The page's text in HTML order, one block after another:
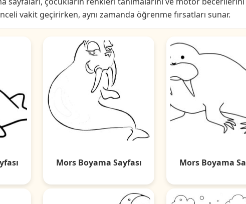
vakit geçirirken, aynı zamanda öğrenme fırsatları sunar.
Mors Boyama Sayfası Mors Boyama